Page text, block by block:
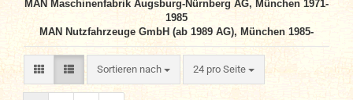
MAN Maschinenfabrik Augsburg-Nürnberg AG, München 1971-
1985
MAN Nutzfahrzeuge GmbH (ab 1989 AG), München 1985-
Sortieren nach
Sortieren nach 24 pro Seite
pro Seite